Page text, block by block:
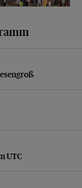
UTC